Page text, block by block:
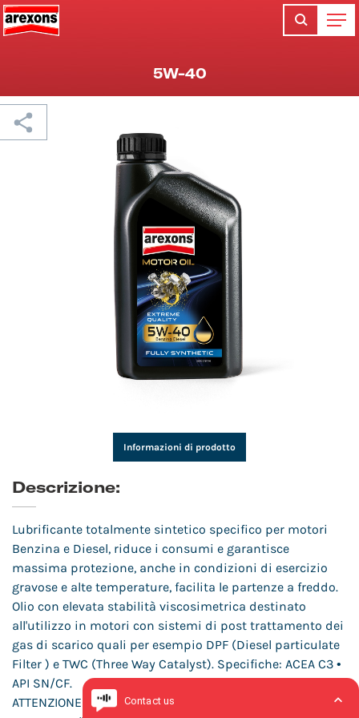
5W-40
Informazioni di prodotto
Descrizione:
Lubrificante totalmente sintetico specifico per motori
Benzina e Diesel, riduce i consumi e garantisce
massima protezione, anche in condizioni di esercizio
gravose e alte temperature, facilita le partenze a freddo.
Olio con elevata stabilità viscosimetrica destinato
all'utilizzo in motori con sistemi di post trattamento dei
gas di scarico quali per esempio DPF (Diesel particulate
Filter ) e TWC (Three Way Catalyst). Specifiche: ACEA C3 •
API SN/CF.
ATTENZIONE ! Non disperdete l'olio usato nell'ambiente,